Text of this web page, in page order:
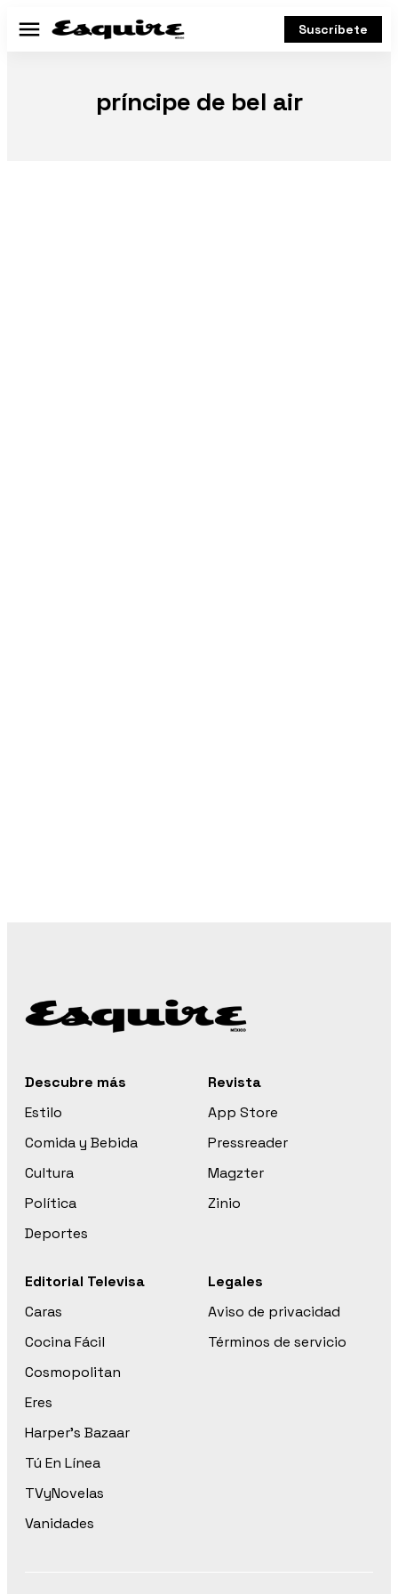
Menú Suscríbete
príncipe de bel air
Descubre más
Estilo
Comida y Bebida
Cultura
Política
Deportes
Revista
App Store
Pressreader
Magzter
Zinio
Editorial Televisa
Caras
Cocina Fácil
Cosmopolitan
Eres
Harper’s Bazaar
Tú En Línea
TVyNovelas
Vanidades
Legales
Aviso de privacidad
Términos de servicio